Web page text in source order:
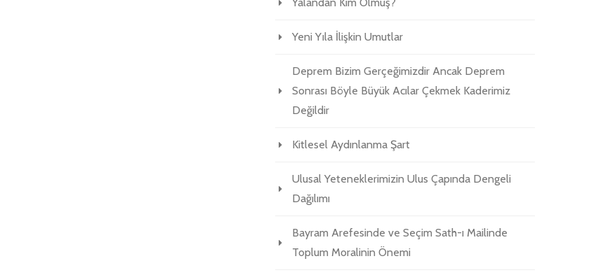
Yeni Yıla İlişkin Umutlar
Deprem Bizim Gerçeğimizdir Ancak Deprem
Sonrası Böyle Büyük Acılar Çekmek Kaderimiz
Değildir
Kitlesel Aydınlanma Şart
Ulusal Yeteneklerimizin Ulus Çapında Dengeli
Dağılımı
Bayram Arefesinde ve Seçim Sath-ı Mailinde
Toplum Moralinin Önemi